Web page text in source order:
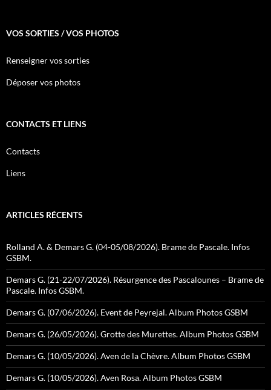
VOS SORTIES / VOS PHOTOS
Renseigner vos sorties
Déposer vos photos
CONTACTS ET LIENS
Contacts
Liens
ARTICLES RÉCENTS
Rolland A. & Demars G. (04-05/08/2026). Brame de Pascale. Infos
GSBM.
Demars G. (21-22/07/2026). Résurgence des Pascalounes – Brame de
Pascale. Infos GSBM.
Demars G. (07/06/2026). Event de Peyrejal. Album Photos GSBM
Demars G. (26/05/2026). Grotte des Murettes. Album Photos GSBM
Demars G. (10/05/2026). Aven de la Chèvre. Album Photos GSBM
Demars G. (10/05/2026). Aven Rosa. Album Photos GSBM